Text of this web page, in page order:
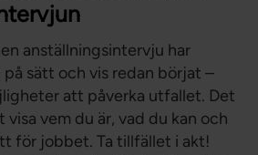
anställningsintervju har
sätt och vis redan börjat –
att påverka utfallet. Det
visa vem du är, vad du kan och
för jobbet. Ta tillfället i akt!